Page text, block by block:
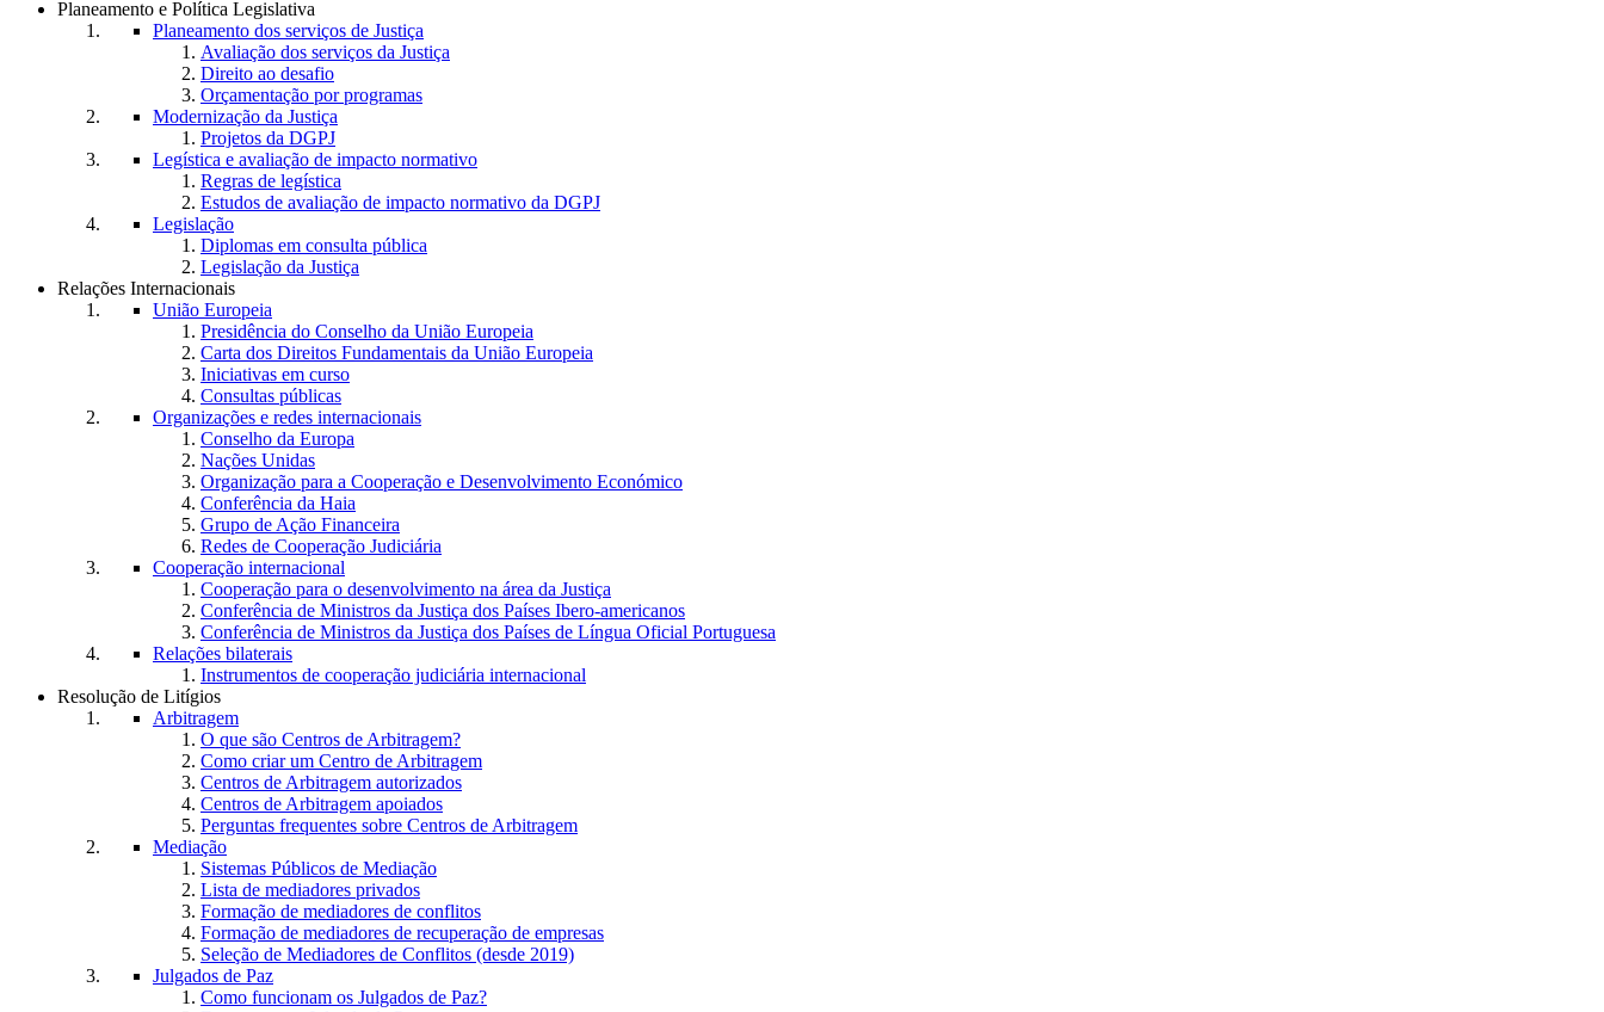
Planeamento e Política Legislativa
Planeamento dos serviços de Justiça
Avaliação dos serviços da Justiça
Direito ao desafio
Orçamentação por programas
Modernização da Justiça
Projetos da DGPJ
Legística e avaliação de impacto normativo
Regras de legística
Estudos de avaliação de impacto normativo da DGPJ
Legislação
Diplomas em consulta pública
Legislação da Justiça
Relações Internacionais
União Europeia
Presidência do Conselho da União Europeia
Carta dos Direitos Fundamentais da União Europeia
Iniciativas em curso
Consultas públicas
Organizações e redes internacionais
Conselho da Europa
Nações Unidas
Organização para a Cooperação e Desenvolvimento Económico
Conferência da Haia
Grupo de Ação Financeira
Redes de Cooperação Judiciária
Cooperação internacional
Cooperação para o desenvolvimento na área da Justiça
Conferência de Ministros da Justiça dos Países Ibero-americanos
Conferência de Ministros da Justiça dos Países de Língua Oficial Portuguesa
Relações bilaterais
Instrumentos de cooperação judiciária internacional
Resolução de Litígios
Arbitragem
O que são Centros de Arbitragem?
Como criar um Centro de Arbitragem
Centros de Arbitragem autorizados
Centros de Arbitragem apoiados
Perguntas frequentes sobre Centros de Arbitragem
Mediação
Sistemas Públicos de Mediação
Lista de mediadores privados
Formação de mediadores de conflitos
Formação de mediadores de recuperação de empresas
Seleção de Mediadores de Conflitos (desde 2019)
Julgados de Paz
Como funcionam os Julgados de Paz?